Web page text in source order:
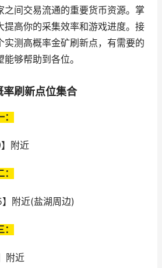
之间交易流通的重要货币资源。掌
提高你的采集效率和游戏进度。接
实测高概率金矿刷新点，有需要的
够帮助到各位。
率刷新点位集合
附近
附近(盐湖周边)
附近